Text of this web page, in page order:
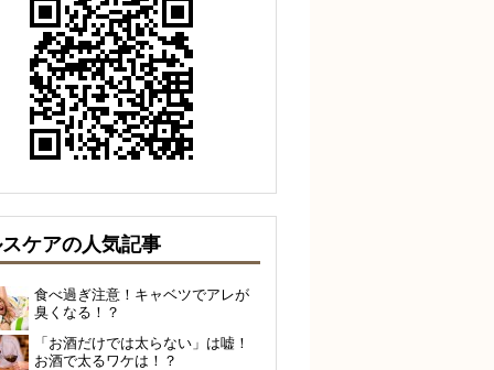
ケアの人気記事
食べ過ぎ注意！キャベツでアレが
臭くなる！？
「お酒だけでは太らない」は嘘！
お酒で太るワケは！？